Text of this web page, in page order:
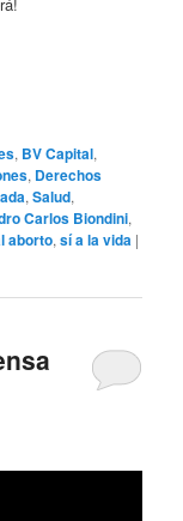
, BV Capital,
, Derechos
,Salud,
Carlos Biondini,
aborto,sí a la vida |